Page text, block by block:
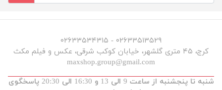
۰۲۶۳۳۵۱۳۵۲۹ - ۰۲۶۳۳۵۳۴۳۱۵
کرج، ۴۵ متری گلشهر، خیابان کوکب شرقی، عکس و فیلم مکث
maxshop.group@gmail.com
شنبه تا پنجشنبه از ساعت 9 الی 13 و 16:30 الی 20:30 پاسخگوی